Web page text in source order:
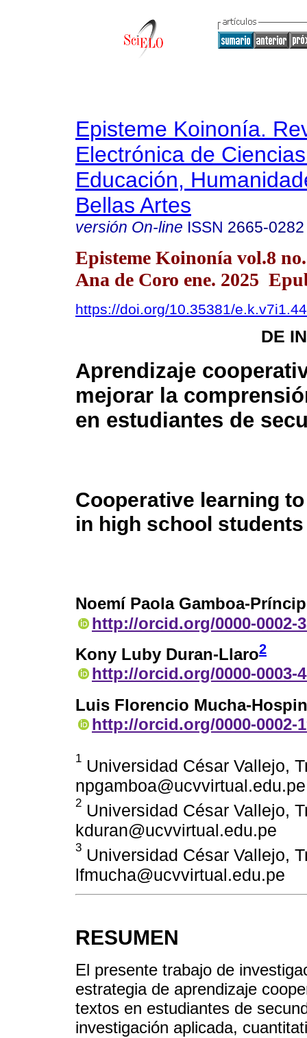
Episteme Koinonía.
Electrónica de
Educación,
Bellas Artes
versión On-line ISSN 2665-0282
Episteme Koinonía vol.8
Ana de Coro ene. 2025
https://doi.org/10.35381/
DE
Aprendizaje
mejorar la
en estudiantes de
Cooperative learning
in high school students
Noemí Paola Gamboa-
http://orcid.org/0000-0002-
Kony Luby Duran-Llaro2
http://orcid.org/0000-0003-
Luis Florencio Mucha-
http://orcid.org/0000-0002-
1 Universidad César Vallejo,
npgamboa@ucvvirtual.edu.pe
2 Universidad César Vallejo,
kduran@ucvvirtual.edu.pe
3 Universidad César Vallejo,
lfmucha@ucvvirtual.edu.pe
RESUMEN
El presente trabajo de
estrategia de aprendizaje
textos en estudiantes de
investigación aplicada,